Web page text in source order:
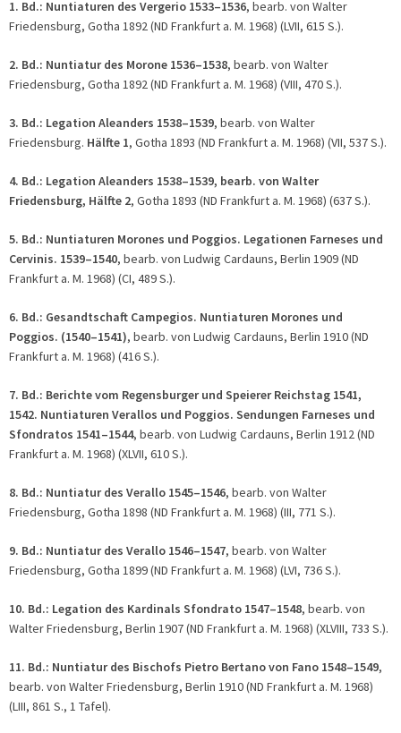
1. Bd.: Nuntiaturen des Vergerio 1533–1536, bearb. von Walter
Friedensburg, Gotha 1892 (ND Frankfurt a. M. 1968) (LVII, 615 S.).
2. Bd.: Nuntiatur des Morone 1536–1538, bearb. von Walter
Friedensburg, Gotha 1892 (ND Frankfurt a. M. 1968) (VIII, 470 S.).
3. Bd.: Legation Aleanders 1538–1539, bearb. von Walter
Friedensburg. Hälfte 1, Gotha 1893 (ND Frankfurt a. M. 1968) (VII, 537 S.).
4. Bd.: Legation Aleanders 1538–1539, bearb. von Walter
Friedensburg, Hälfte 2, Gotha 1893 (ND Frankfurt a. M. 1968) (637 S.).
5. Bd.: Nuntiaturen Morones und Poggios. Legationen Farneses und
Cervinis. 1539–1540, bearb. von Ludwig Cardauns, Berlin 1909 (ND
Frankfurt a. M. 1968) (CI, 489 S.).
6. Bd.: Gesandtschaft Campegios. Nuntiaturen Morones und
Poggios. (1540–1541), bearb. von Ludwig Cardauns, Berlin 1910 (ND
Frankfurt a. M. 1968) (416 S.).
7. Bd.: Berichte vom Regensburger und Speierer Reichstag 1541,
1542. Nuntiaturen Verallos und Poggios. Sendungen Farneses und
Sfondratos 1541–1544, bearb. von Ludwig Cardauns, Berlin 1912 (ND
Frankfurt a. M. 1968) (XLVII, 610 S.).
8. Bd.: Nuntiatur des Verallo 1545–1546, bearb. von Walter
Friedensburg, Gotha 1898 (ND Frankfurt a. M. 1968) (III, 771 S.).
9. Bd.: Nuntiatur des Verallo 1546–1547, bearb. von Walter
Friedensburg, Gotha 1899 (ND Frankfurt a. M. 1968) (LVI, 736 S.).
10. Bd.: Legation des Kardinals Sfondrato 1547–1548, bearb. von
Walter Friedensburg, Berlin 1907 (ND Frankfurt a. M. 1968) (XLVIII, 733 S.).
11. Bd.: Nuntiatur des Bischofs Pietro Bertano von Fano 1548–1549,
bearb. von Walter Friedensburg, Berlin 1910 (ND Frankfurt a. M. 1968)
(LIII, 861 S., 1 Tafel).